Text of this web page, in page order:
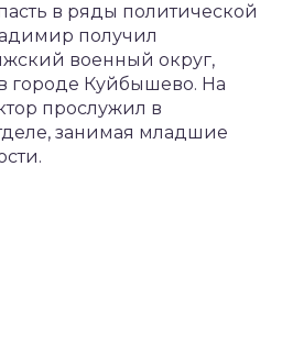
в ряды политической
получил
военный округ,
городе Куйбышево. На
прослужил в
занимая младшие